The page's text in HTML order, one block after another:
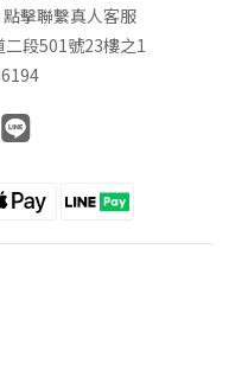
點擊聯繫真人客服
段501號23樓之1